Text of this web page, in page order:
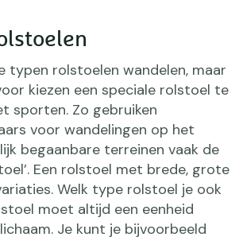
typen rolstoelen wandelen, maar
kiezen een speciale rolstoel te
sporten. Zo gebruiken
voor wandelingen op het
begaanbare terreinen vaak de
Een rolstoel met brede, grote
Welk type rolstoel je ook
moet altijd een eenheid
Je kunt je bijvoorbeeld